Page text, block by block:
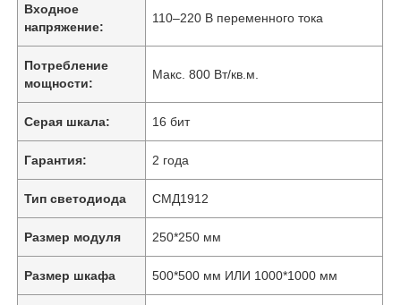
Входное
напряжение:
110–220 В переменного тока
Потребление
мощности:
Макс. 800 Вт/кв.м.
Серая шкала: 16 бит
Гарантия: 2 года
Тип светодиода СМД1912
Размер модуля 250*250 мм
Размер шкафа 500*500 мм ИЛИ 1000*1000 мм